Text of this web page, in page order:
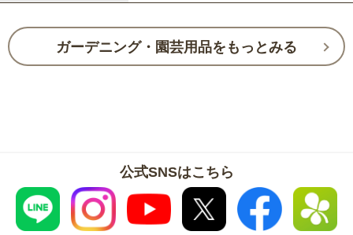
ガーデニング・園芸用品をもっとみる
公式SNSはこちら